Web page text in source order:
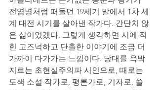
전염병처럼 떠돌던 19세기 말에서 1차 세
계 대전 시기를 살아낸 작가다. 간단치 않
은 삶이었겠다. 그렇게 생각하면 시에 적
힌 고즈넉하고 단촐한 이야기에 조금 더
가까이 다가가는 느낌이다. 당대를 윽박
지르는 초현실주의파 시인으로, 때로는
도색 소설 작가로, 평론가로, 기자로, 쓸